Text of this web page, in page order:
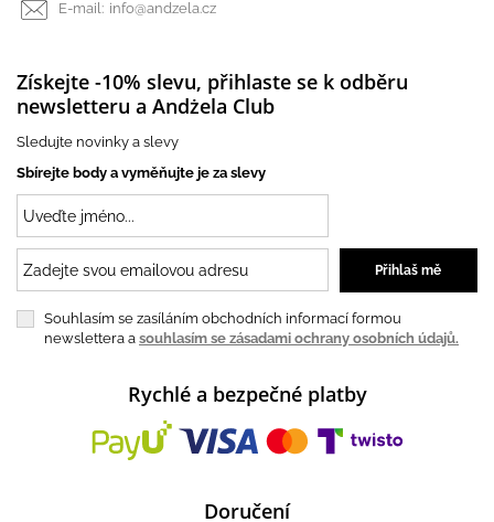
E-mail: info@andzela.cz
Získejte -10% slevu, přihlaste se k odběru
newsletteru a Andżela Club
Sledujte novinky a slevy
Sbírejte body a vyměňujte je za slevy
Souhlasím se zasíláním obchodních informací formou
newslettera a souhlasím se zásadami ochrany osobních údajů.
Rychlé a bezpečné platby
Doručení